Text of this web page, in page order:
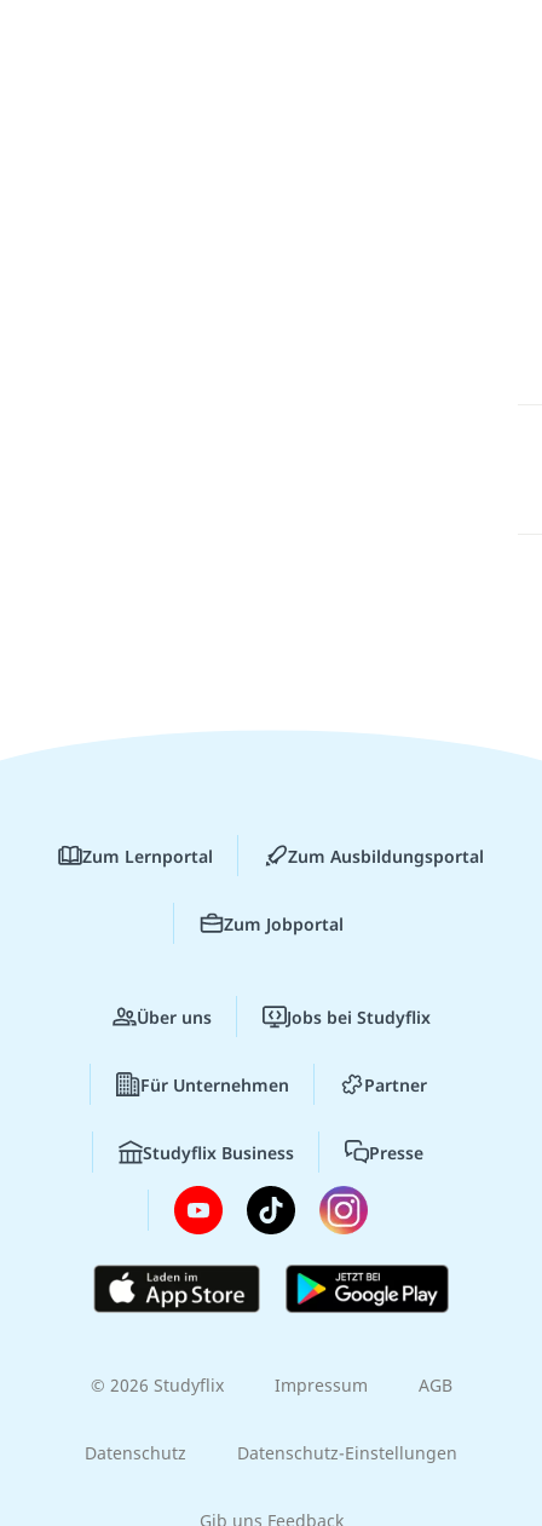
Zum Lernportal Zum Ausbildungsportal
Zum Jobportal
Über uns Jobs bei Studyflix
Für Unternehmen Partner
Studyflix Business Presse
© 2026 Studyflix Impressum AGB
Datenschutz Datenschutz-Einstellungen
Gib uns Feedback